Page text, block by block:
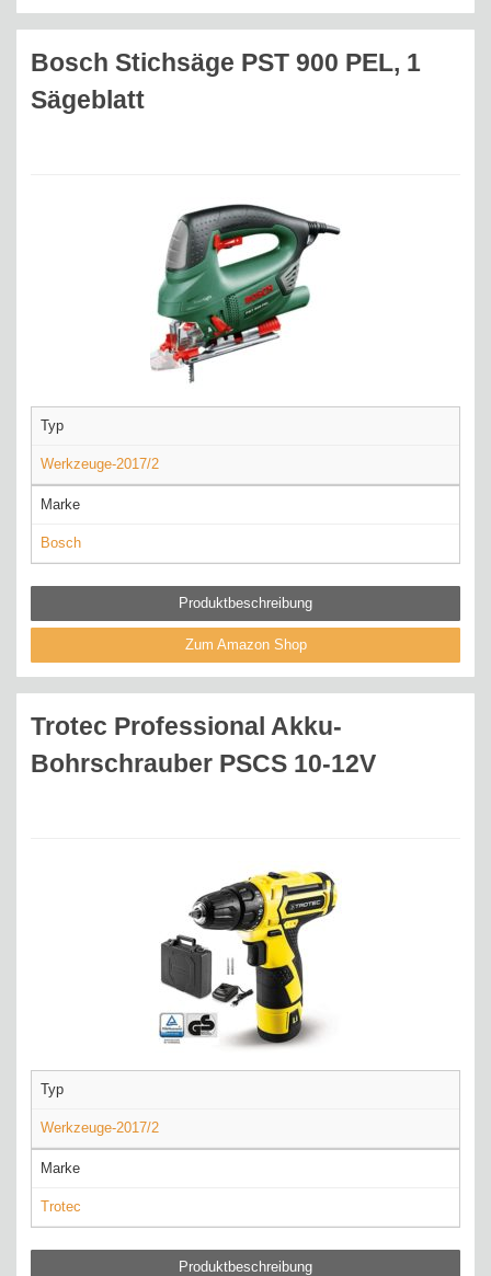
Bosch Stichsäge PST 900 PEL, 1
Sägeblatt
Typ
Werkzeuge-2017/2
Marke
Bosch
Produktbeschreibung
Zum Amazon Shop
Trotec Professional Akku-
Bohrschrauber PSCS 10-12V
Typ
Werkzeuge-2017/2
Marke
Trotec
Produktbeschreibung